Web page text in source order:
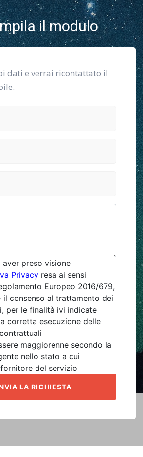
il modulo
dati e verrai ricontattato il
aver preso visione
Privacy resa ai sensi
Europeo 2016/679,
il consenso al trattamento dei
per le finalità ivi indicate
corretta esecuzione delle
maggiorenne secondo la
nello stato a cui
del servizio